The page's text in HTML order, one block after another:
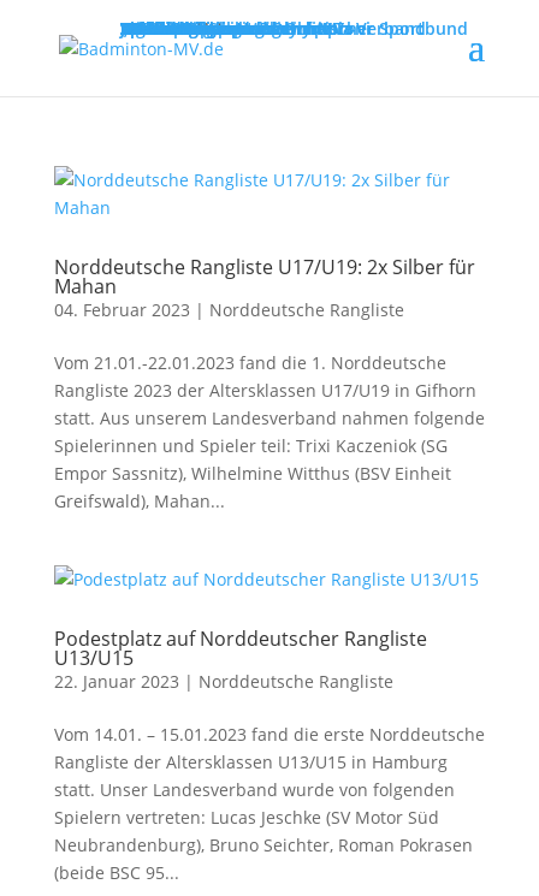
MENUMENU
Willkommen
Verband
Verbandsführung
Ausschreibungen
Vereine
Vereinsservice
Spielbetrieb
Turniere
Landesliga
Landesklasse
Bezirksliga
Lehre & Ausbildung
Ausbildungen
Fortbildungen
Trainerinfos
Schulsport
Shuttle Time
„Mach mit – spiel dich fit!“
Jugend trainiert für Olympia
Spiel- und Sportabzeichen
Badmintonabenteuer mit Toni
Links
DBV - Deutscher Badminton-Verband
DBV - Gruppe Nord
DOSB - Deutscher Olympischer Sportbund
LSB - Landessportbund MV
Norddeutsche Rangliste U17/U19: 2x Silber für
Mahan
04. Februar 2023 | Norddeutsche Rangliste
Vom 21.01.-22.01.2023 fand die 1. Norddeutsche
Rangliste 2023 der Altersklassen U17/U19 in Gifhorn
statt. Aus unserem Landesverband nahmen folgende
Spielerinnen und Spieler teil: Trixi Kaczeniok (SG
Empor Sassnitz), Wilhelmine Witthus (BSV Einheit
Greifswald), Mahan...
Podestplatz auf Norddeutscher Rangliste
U13/U15
22. Januar 2023 | Norddeutsche Rangliste
Vom 14.01. – 15.01.2023 fand die erste Norddeutsche
Rangliste der Altersklassen U13/U15 in Hamburg
statt. Unser Landesverband wurde von folgenden
Spielern vertreten: Lucas Jeschke (SV Motor Süd
Neubrandenburg), Bruno Seichter, Roman Pokrasen
(beide BSC 95...